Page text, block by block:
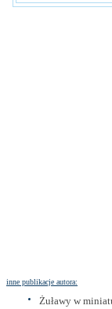
inne publikacje autora:
Żuławy w